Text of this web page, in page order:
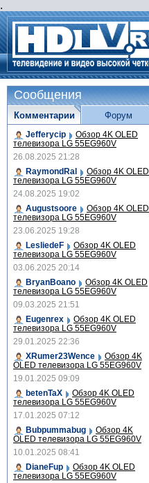
.
Сообщения
Комментарии
Jefferycip Обзор 4K OLED
телевизора LG 55EG960V
26.08.2025 21:28
RaymondRal
Обзор 4K OLED
телевизора LG 55EG960V
24.08.2025 19:02
Augustsoore
Обзор 4K OLED
телевизора LG 55EG960V
23.06.2025 19:28
LesliedeF
Обзор 4K OLED
телевизора LG 55EG960V
03.06.2025 20:14
BryanBoano
Обзор 4K OLED
телевизора LG 55EG960V
09.03.2025 21:51
Eugenrex
Обзор 4K OLED
телевизора LG 55EG960V
29.01.2025 22:36
XRumer23Wence
Обзор 4K
OLED телевизора LG 55EG960V
19.01.2025 09:09
betenTaX
Обзор 4K OLED
телевизора LG 55EG960V
17.01.2025 07:12
Bubpummabug
Обзор 4K
OLED телевизора LG 55EG960V
10.01.2025 08:41
DianeFup
Обзор 4K OLED
телевизора LG 55EG960V
Форум